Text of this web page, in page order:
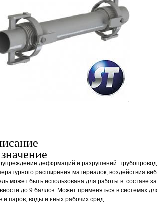
деформаций и разрушений
расширения материалов, воздействия
может быть использована для работы в составе
до 9 баллов. Может применяться в системах
и паров, воды и иных рабочих сред.